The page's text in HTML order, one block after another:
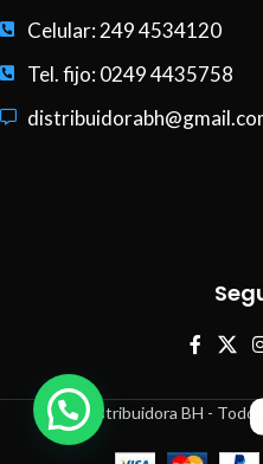
Celular: 249 4534120
Tel. fijo: 0249 4435758
Distribuidora BH -